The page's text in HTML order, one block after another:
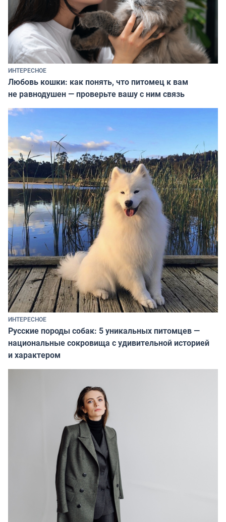
ИНТЕРЕСНОЕ
Любовь кошки: как понять, что питомец к вам
не равнодушен — проверьте вашу с ним связь
ИНТЕРЕСНОЕ
Русские породы собак: 5 уникальных питомцев —
национальные сокровища с удивительной историей
и характером